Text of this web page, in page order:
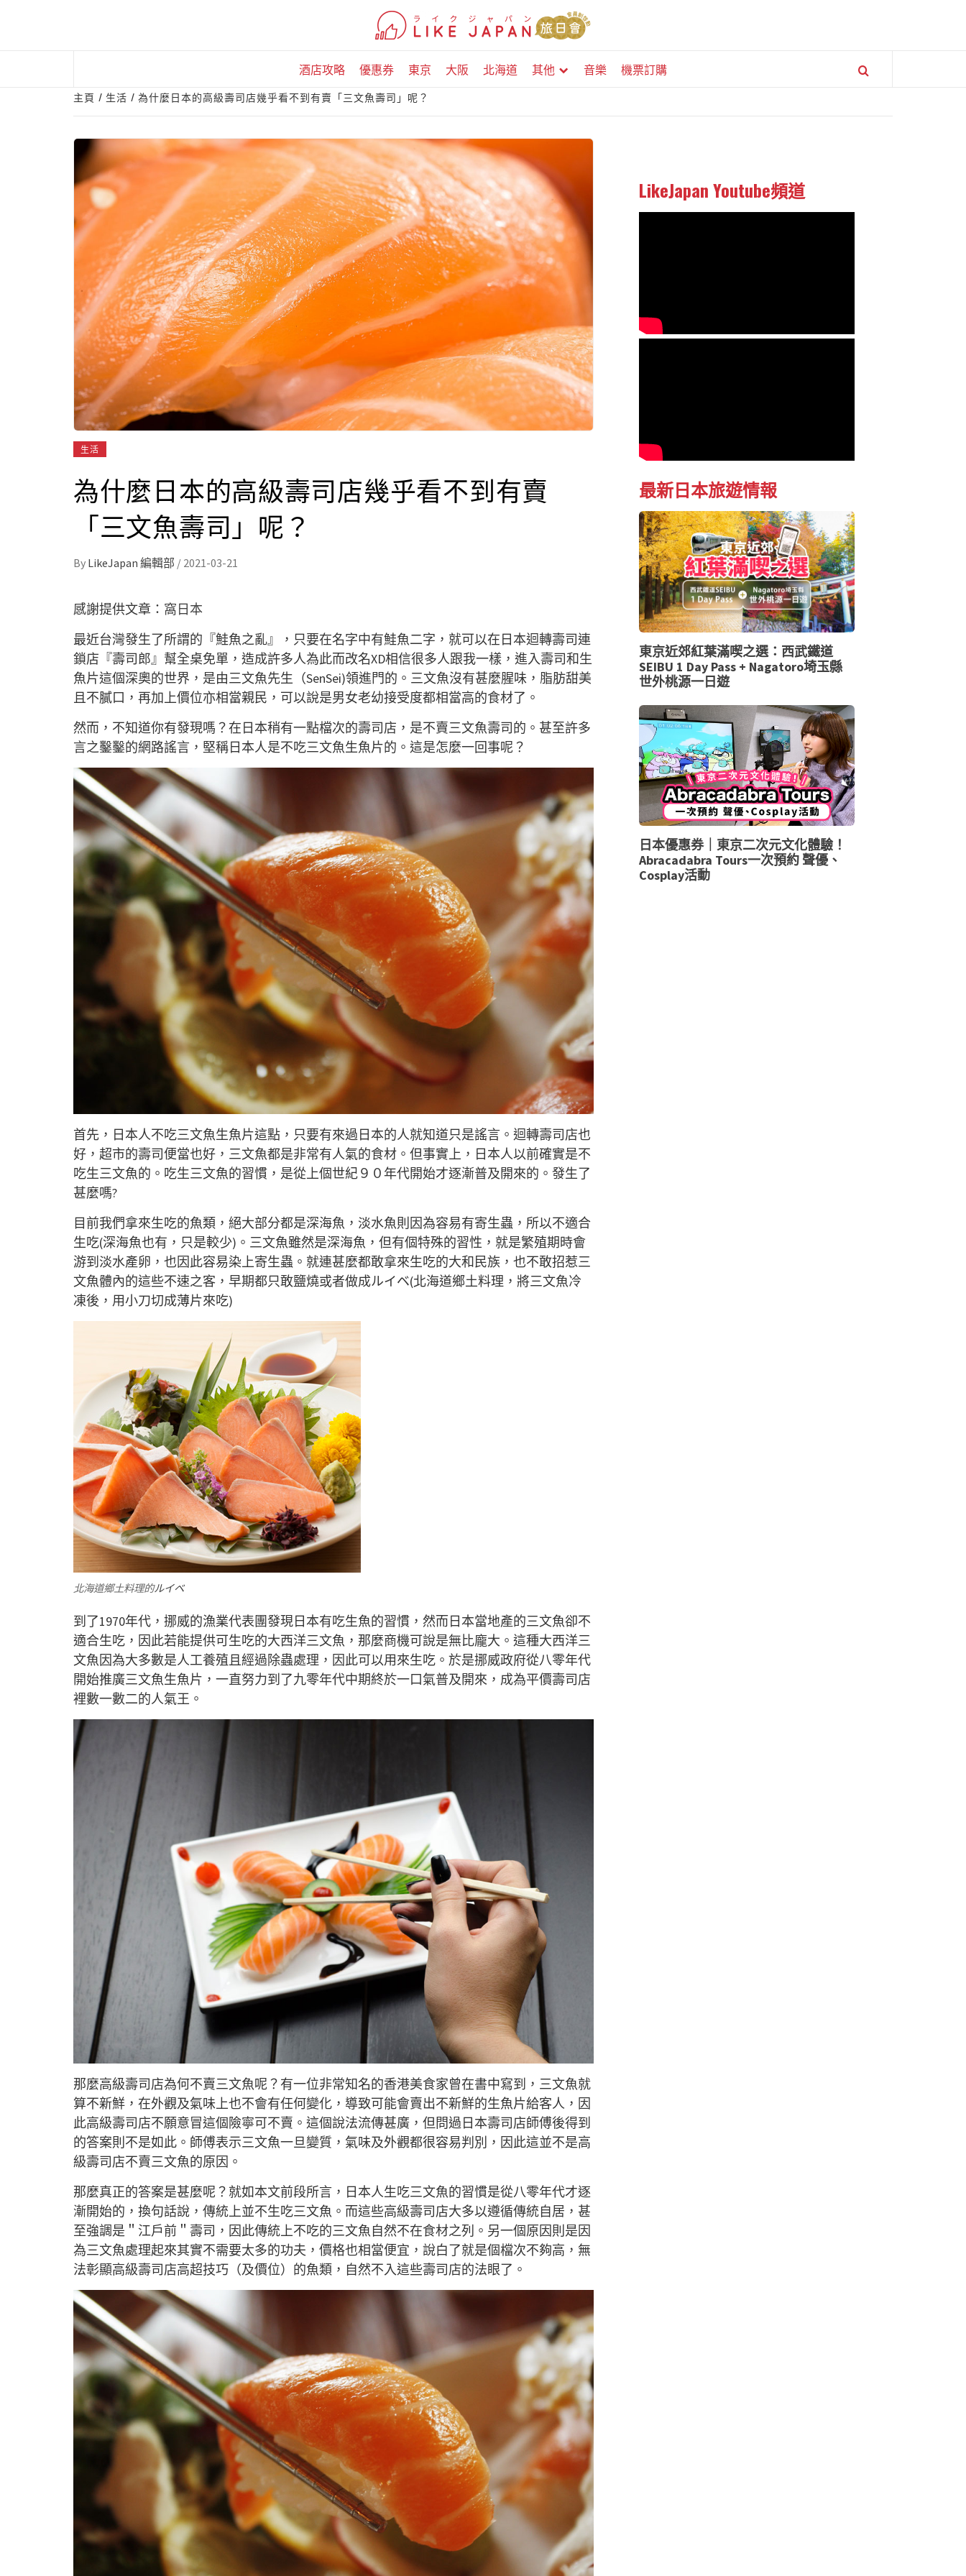
酒店攻略 優惠券 東京 大阪 北海道 其他 音樂 機票訂購
主頁 生活 為什麼日本的高級壽司店幾乎看不到有賣「三文魚壽司」呢？
生活
為什麼日本的高級壽司店幾乎看不到有賣
「三文魚壽司」呢？
By LikeJapan 編輯部 / 2021-03-21
感謝提供文章： 窩日本
最近台灣發生了所謂的『鮭魚之亂』，只要在名字中有鮭魚二字，就可以在日本迴轉壽司連
鎖店『壽司郎』幫全桌免單，造成許多人為此而改名XD相信很多人跟我一樣，進入壽司和生
魚片這個深奧的世界，是由三文魚先生（SenSei)領進門的。三文魚沒有甚麼腥味，脂肪甜美
且不膩口，再加上價位亦相當親民，可以說是男女老幼接受度都相當高的食材了。
然而，不知道你有發現嗎？在日本稍有一點檔次的壽司店，是不賣三文魚壽司的。甚至許多
言之鑿鑿的網路謠言，堅稱日本人是不吃三文魚生魚片的。這是怎麼一回事呢？
首先，日本人不吃三文魚生魚片這點，只要有來過日本的人就知道只是謠言。迴轉壽司店也
好，超市的壽司便當也好，三文魚都是非常有人氣的食材。但事實上，日本人以前確實是不
吃生三文魚的。吃生三文魚的習慣，是從上個世紀９０年代開始才逐漸普及開來的。發生了
甚麼嗎?
目前我們拿來生吃的魚類，絕大部分都是深海魚，淡水魚則因為容易有寄生蟲，所以不適合
生吃(深海魚也有，只是較少)。三文魚雖然是深海魚，但有個特殊的習性，就是繁殖期時會
游到淡水產卵，也因此容易染上寄生蟲。就連甚麼都敢拿來生吃的大和民族，也不敢招惹三
文魚體內的這些不速之客，早期都只敢鹽燒或者做成ルイベ(北海道鄉土料理，將三文魚冷
凍後，用小刀切成薄片來吃)
北海道鄉土料理的ルイベ
到了1970年代，挪威的漁業代表團發現日本有吃生魚的習慣，然而日本當地產的三文魚卻不
適合生吃，因此若能提供可生吃的大西洋三文魚，那麼商機可說是無比龐大。這種大西洋三
文魚因為大多數是人工養殖且經過除蟲處理，因此可以用來生吃。於是挪威政府從八零年代
開始推廣三文魚生魚片，一直努力到了九零年代中期終於一口氣普及開來，成為平價壽司店
裡數一數二的人氣王。
那麼高級壽司店為何不賣三文魚呢？有一位非常知名的香港美食家曾在書中寫到，三文魚就
算不新鮮，在外觀及氣味上也不會有任何變化，導致可能會賣出不新鮮的生魚片給客人，因
此高級壽司店不願意冒這個險寧可不賣。這個說法流傳甚廣，但問過日本壽司店師傅後得到
的答案則不是如此。師傅表示三文魚一旦變質，氣味及外觀都很容易判別，因此這並不是高
級壽司店不賣三文魚的原因。
那麼真正的答案是甚麼呢？就如本文前段所言，日本人生吃三文魚的習慣是從八零年代才逐
漸開始的，換句話說，傳統上並不生吃三文魚。而這些高級壽司店大多以遵循傳統自居，甚
至強調是＂江戶前＂壽司，因此傳統上不吃的三文魚自然不在食材之列。另一個原因則是因
為三文魚處理起來其實不需要太多的功夫，價格也相當便宜，說白了就是個檔次不夠高，無
法彰顯高級壽司店高超技巧（及價位）的魚類，自然不入這些壽司店的法眼了。
LikeJapan Youtube頻道
最新日本旅遊情報
東京近郊紅葉滿喫之選：西武鐵道
SEIBU 1 Day Pass + Nagatoro埼玉縣
世外桃源一日遊
日本優惠券｜東京二次元文化體驗！
Abracadabra Tours一次預約 聲優、
Cosplay活動